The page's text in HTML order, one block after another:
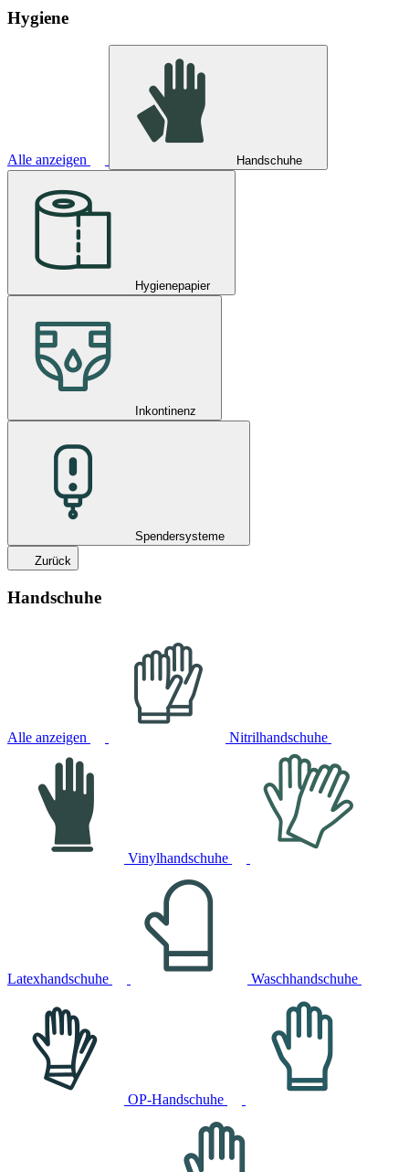
Hygiene
Alle anzeigen Handschuhe
Hygienepapier
Inkontinenz
Spendersysteme
Zurück
Handschuhe
Alle anzeigen Nitrilhandschuhe
Vinylhandschuhe
Latexhandschuhe Waschhandschuhe
OP-Handschuhe